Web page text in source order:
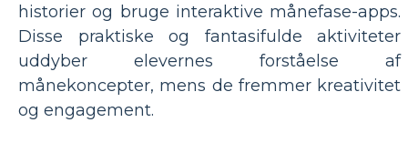
historier og bruge interaktive månefase-apps.
Disse praktiske og fantasifulde aktiviteter
uddyber elevernes forståelse af
månekoncepter, mens de fremmer kreativitet
og engagement.